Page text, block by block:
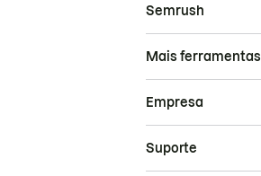
Semrush
Mais ferramentas
Empresa
Suporte